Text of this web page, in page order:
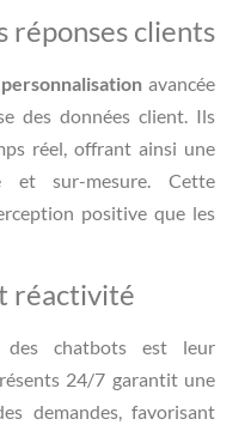
réponses clients
personnalisation avancée
des données client. Ils
réel, offrant ainsi une
et sur-mesure. Cette
positive que les
réactivité
chatbots est leur
24/7 garantit une
demandes, favorisant